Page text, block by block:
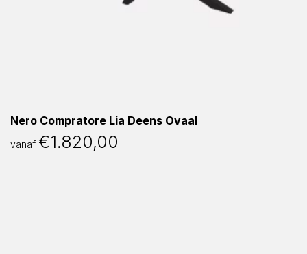
Nero Compratore Lia Deens Ovaal
vanaf €1.820,00